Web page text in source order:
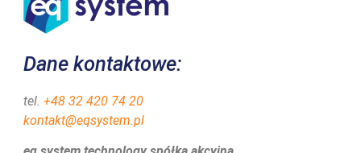
Dane kontaktowe:
tel. +48 32 420 74 20
kontakt@eqsystem.pl